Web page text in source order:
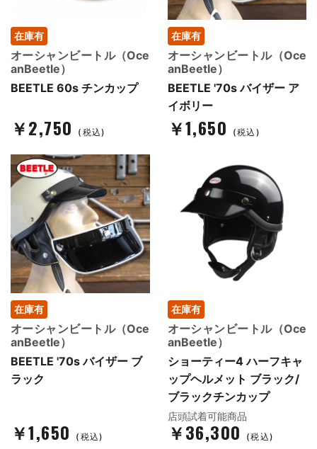
在庫有
オーシャンビートル（Oce
anBeetle）
BEETLE 60s チンカップ
￥2,750 (税込)
在庫有
オーシャンビートル（Oce
anBeetle）
BEETLE '70s バイザー ア
イボリー
￥1,650 (税込)
在庫有
オーシャンビートル（Oce
anBeetle）
BEETLE '70s バイザー ブ
ラック
￥1,650 (税込)
在庫有
オーシャンビートル（Oce
anBeetle）
ショーティー4 ハーフキャ
ップヘルメット ブラック/
ブラックチンカップ
店頭試着可能商品
￥36,300 (税込)